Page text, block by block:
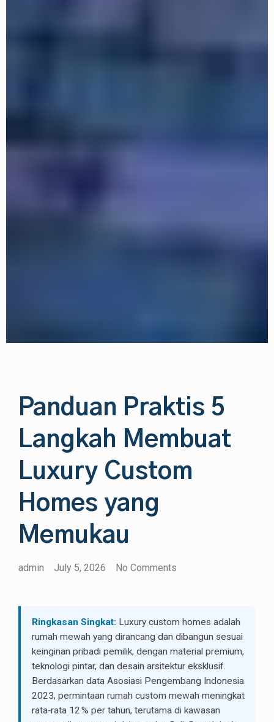
Panduan Praktis 5
Langkah Membuat
Luxury Custom
Homes yang
Memukau
admin July 5, 2026 No Comments
Ringkasan Singkat: Luxury custom homes adalah
rumah mewah yang dirancang dan dibangun sesuai
keinginan pribadi pemilik, dengan material premium,
teknologi pintar, dan desain arsitektur eksklusif.
Berdasarkan data Asosiasi Pengembang Indonesia
2023, permintaan rumah custom mewah meningkat
rata‑rata 12 % per tahun, terutama di kawasan